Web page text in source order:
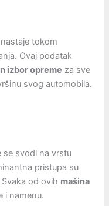
tokom
Ovaj podatak
izbor opreme za sve
svog automobila.
se svodi na vrstu
pristupa su
Svaka od ovih mašina
i namenu.